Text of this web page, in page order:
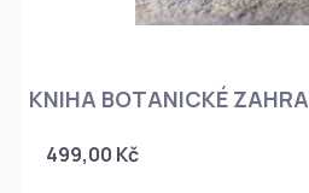
KNIHA BOTANICKÉ
499,00 Kč